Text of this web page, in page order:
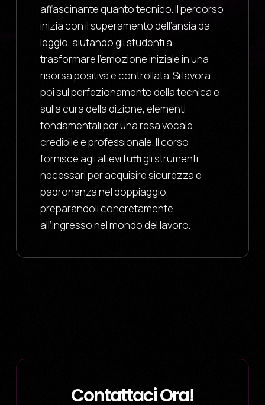
affascinante quanto tecnico. Il percorso
inizia con il superamento dell’ansia da
leggìo, aiutando gli studenti a
trasformare l’emozione iniziale in una
risorsa positiva e controllata. Si lavora
poi sul perfezionamento della tecnica e
sulla cura della dizione, elementi
fondamentali per una resa vocale
credibile e professionale. Il corso
fornisce agli allievi tutti gli strumenti
necessari per acquisire sicurezza e
padronanza nel doppiaggio,
preparandoli concretamente
all’ingresso nel mondo del lavoro.
Contattaci Ora!